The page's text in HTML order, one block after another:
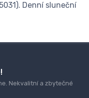
Denní sluneční
Nekvalitní a zbytečné